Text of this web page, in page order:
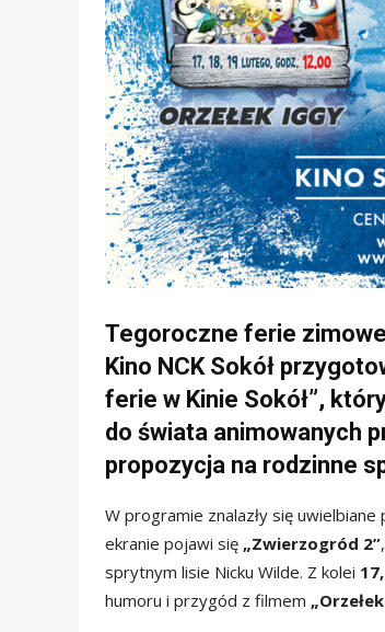
Tegoroczne ferie
Kino NCK Sokół
ferie w Kinie Sokół”,
do świata animowanych
propozycja na rodzinne
W programie znalazły się
ekranie pojawi się „Zwierzogród 2”
sprytnym lisie Nicku Wilde. Z kolei
humoru i przygód z filmem